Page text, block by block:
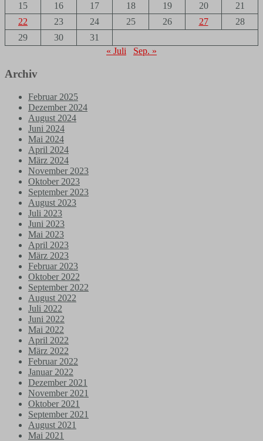
15
16 17 18 19 20
21
22
23 24 25 26 27
28
29
30
31
« Juli
Sep. »
Archiv
Februar 2025
Dezember 2024
August 2024
Juni 2024
Mai 2024
April 2024
März 2024
November 2023
Oktober 2023
September 2023
August 2023
Juli 2023
Juni 2023
Mai 2023
April 2023
März 2023
Februar 2023
Oktober 2022
September 2022
August 2022
Juli 2022
Juni 2022
Mai 2022
April 2022
März 2022
Februar 2022
Januar 2022
Dezember 2021
November 2021
Oktober 2021
September 2021
August 2021
Mai 2021